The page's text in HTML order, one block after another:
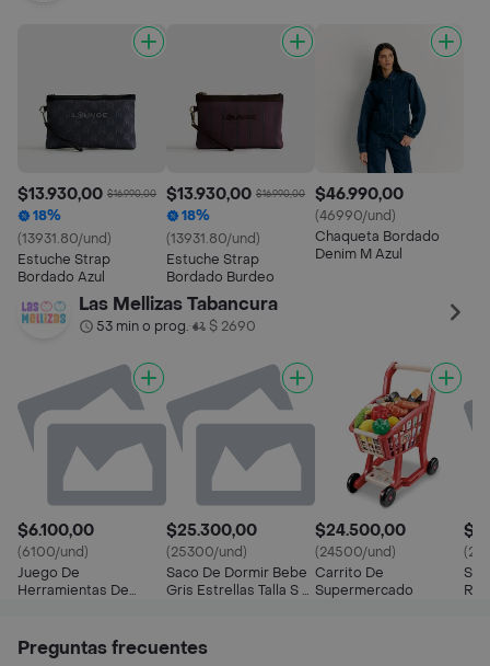
$13.930,00 $16.990,00
18%
(13931.80/und)
Estuche Strap
Bordado Azul
$13.930,00 $16.990,00
18%
(13931.80/und)
Estuche Strap
Bordado Burdeo
$46.990,00
(46990/und)
Chaqueta Bordado
Denim M Azul
Las Mellizas Tabancura
53 min o prog.• $ 2690
$6.100,00
(6100/und)
Juego De
Herramientas De
$25.300,00
(25300/und)
Saco De Dormir Bebe
Gris Estrellas Talla S –
$24.500,00
(24500/und)
Carrito De
Supermercado
Preguntas frecuentes